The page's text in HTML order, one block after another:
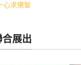
心求佛智
展出